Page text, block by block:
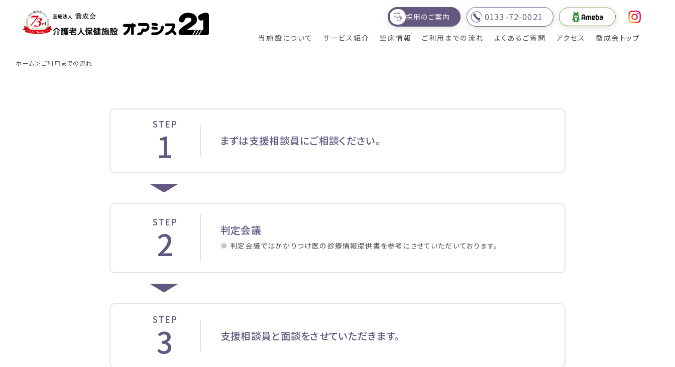
採用のご案内 0133-72-0021
当施設について サービス紹介 空床情報 ご利用までの流れ よくあるご質問 アクセス 喬成会トップ
ご利用までの流れ
ホーム ご利用までの流れ
STEP
1 まずは支援相談員にご相談ください。
STEP
2 判定会議
※ 判定会議ではかかりつけ医の診療情報提供書を参考にさせていただいております。
STEP
3 支援相談員と面談をさせていただきます。